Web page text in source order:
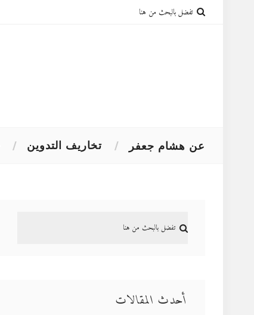
تخاريف التدوين عن هشام جعفر
أحدث المقالات